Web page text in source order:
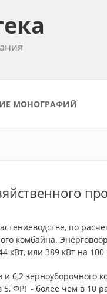
МОНОГРАФИЙ
по
комбайна.
кВт, или 389 кВт на
6,2 зерноуборочного
ФРГ - более чем в 10